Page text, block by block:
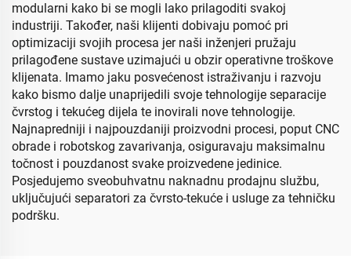
modularni kako bi se mogli lako prilagoditi svakoj
industriji. Također, naši klijenti dobivaju pomoć pri
optimizaciji svojih procesa jer naši inženjeri pružaju
prilagođene sustave uzimajući u obzir operativne troškove
klijenata. Imamo jaku posvećenost istraživanju i razvoju
kako bismo dalje unaprijedili svoje tehnologije separacije
čvrstog i tekućeg dijela te inovirali nove tehnologije.
Najnapredniji i najpouzdaniji proizvodni procesi, poput CNC
obrade i robotskog zavarivanja, osiguravaju maksimalnu
točnost i pouzdanost svake proizvedene jedinice.
Posjedujemo sveobuhvatnu naknadnu prodajnu službu,
uključujući separatori za čvrsto-tekuće i usluge za tehničku
podršku.